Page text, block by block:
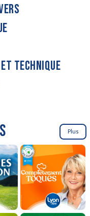
TECHNIQUE
Plus